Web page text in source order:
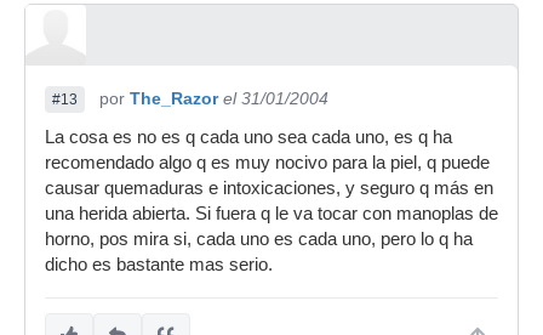
#13 por The_Razor el 31/01/2004
La cosa es no es q cada uno sea cada uno, es q ha
recomendado algo q es muy nocivo para la piel, q puede
causar quemaduras e intoxicaciones, y seguro q más en
una herida abierta. Si fuera q le va tocar con manoplas de
horno, pos mira si, cada uno es cada uno, pero lo q ha
dicho es bastante mas serio.